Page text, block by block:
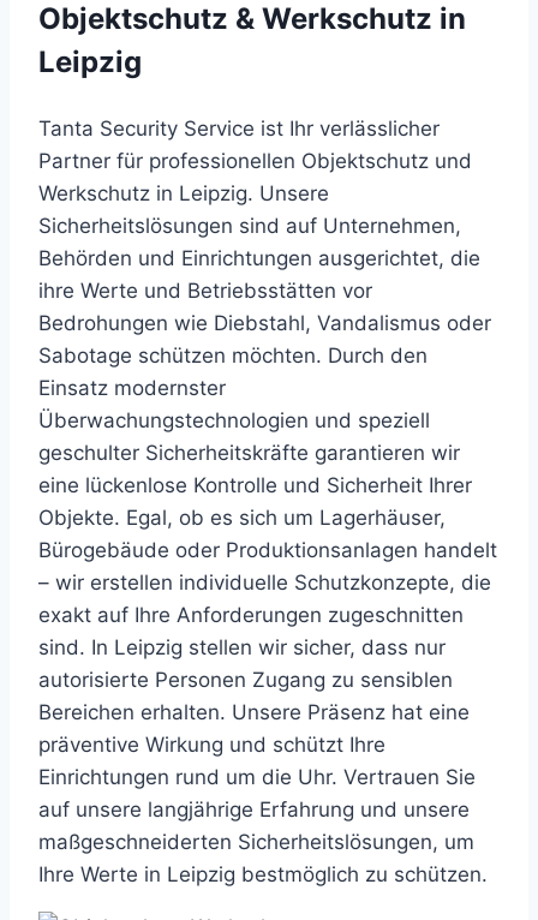
Objektschutz & Werkschutz in
Leipzig
Tanta Security Service ist Ihr verlässlicher
Partner für professionellen Objektschutz und
Werkschutz in Leipzig. Unsere
Sicherheitslösungen sind auf Unternehmen,
Behörden und Einrichtungen ausgerichtet, die
ihre Werte und Betriebsstätten vor
Bedrohungen wie Diebstahl, Vandalismus oder
Sabotage schützen möchten. Durch den
Einsatz modernster
Überwachungstechnologien und speziell
geschulter Sicherheitskräfte garantieren wir
eine lückenlose Kontrolle und Sicherheit Ihrer
Objekte. Egal, ob es sich um Lagerhäuser,
Bürogebäude oder Produktionsanlagen handelt
– wir erstellen individuelle Schutzkonzepte, die
exakt auf Ihre Anforderungen zugeschnitten
sind. In Leipzig stellen wir sicher, dass nur
autorisierte Personen Zugang zu sensiblen
Bereichen erhalten. Unsere Präsenz hat eine
präventive Wirkung und schützt Ihre
Einrichtungen rund um die Uhr. Vertrauen Sie
auf unsere langjährige Erfahrung und unsere
maßgeschneiderten Sicherheitslösungen, um
Ihre Werte in Leipzig bestmöglich zu schützen.